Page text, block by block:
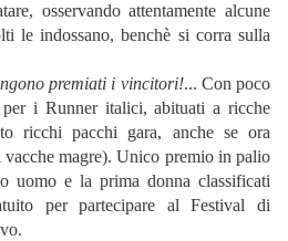
osservando attentamente alcune
le indossano, benchè si corra sulla
premiati i vincitori!... Con poco
i Runner italici, abituati a ricche
ricchi pacchi gara, anche se ora
magre). Unico premio in palio
uomo e la prima donna classificati
per partecipare al Festival di